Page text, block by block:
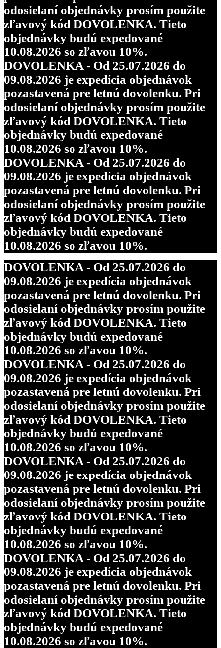
odosielaní objednávky prosím použite
zľavový kód DOVOLENKA. Tieto
objednávky budú expedované
10.08.2026 so zľavou 10%.
DOVOLENKA - Od 25.07.2026 do
09.08.2026 je expedícia objednávok
pozastavená pre letnú dovolenku. Pri
odosielaní objednávky prosím použite
zľavový kód DOVOLENKA. Tieto
objednávky budú expedované
10.08.2026 so zľavou 10%.
DOVOLENKA - Od 25.07.2026 do
09.08.2026 je expedícia objednávok
pozastavená pre letnú dovolenku. Pri
odosielaní objednávky prosím použite
zľavový kód DOVOLENKA. Tieto
objednávky budú expedované
10.08.2026 so zľavou 10%.
DOVOLENKA - Od 25.07.2026 do
09.08.2026 je expedícia objednávok
pozastavená pre letnú dovolenku. Pri
odosielaní objednávky prosím použite
zľavový kód DOVOLENKA. Tieto
objednávky budú expedované
10.08.2026 so zľavou 10%.
DOVOLENKA - Od 25.07.2026 do
09.08.2026 je expedícia objednávok
pozastavená pre letnú dovolenku. Pri
odosielaní objednávky prosím použite
zľavový kód DOVOLENKA. Tieto
objednávky budú expedované
10.08.2026 so zľavou 10%.
DOVOLENKA - Od 25.07.2026 do
09.08.2026 je expedícia objednávok
pozastavená pre letnú dovolenku. Pri
odosielaní objednávky prosím použite
zľavový kód DOVOLENKA. Tieto
objednávky budú expedované
10.08.2026 so zľavou 10%.
DOVOLENKA - Od 25.07.2026 do
09.08.2026 je expedícia objednávok
pozastavená pre letnú dovolenku. Pri
odosielaní objednávky prosím použite
zľavový kód DOVOLENKA. Tieto
objednávky budú expedované
10.08.2026 so zľavou 10%.